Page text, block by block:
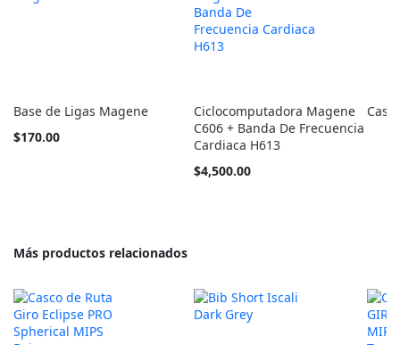
Base de Ligas Magene
$170.00
Ciclocomputadora Magene
C606 + Banda De Frecuencia
Cardiaca H613
$4,500.00
Más productos relacionados